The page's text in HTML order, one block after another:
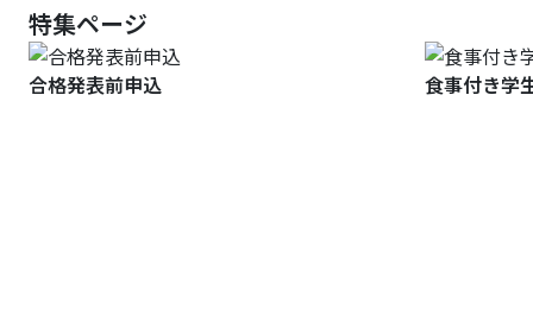
特集ページ
合格発表前申込 食事付き学